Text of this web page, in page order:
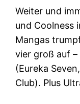
Weiter und
und Coolness
Mangas
vier groß auf
(Eureka
Club). Plus